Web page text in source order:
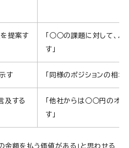
提案す
「○○の課題に対して、
す」
す 「同様のポジションの相
及する
「他社からは○○円のオ
す」
金額を払う価値がある」と思わせる